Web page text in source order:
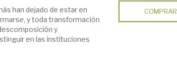
han dejado de estar en
y toda transformación
y
en las instituciones
COMPRAR